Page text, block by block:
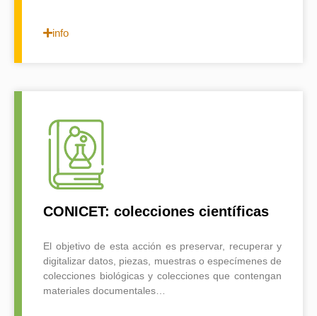
info
CONICET: colecciones científicas
El objetivo de esta acción es preservar, recuperar y
digitalizar datos, piezas, muestras o especímenes de
colecciones biológicas y colecciones que contengan
materiales documentales…